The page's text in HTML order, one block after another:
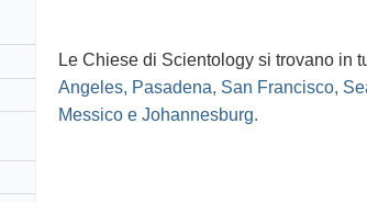
Le Chiese di Scientology si trovano in
Angeles, Pasadena, San Francisco,
Messico e Johannesburg.